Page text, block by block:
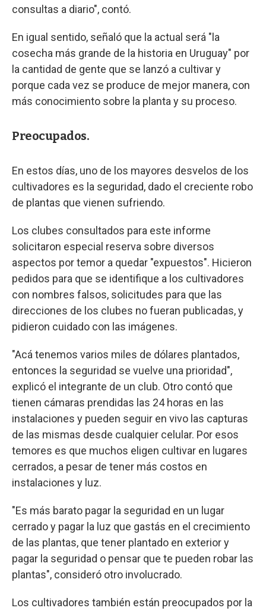
consultas a diario", contó.
En igual sentido, señaló que la actual será "la
cosecha más grande de la historia en Uruguay" por
la cantidad de gente que se lanzó a cultivar y
porque cada vez se produce de mejor manera, con
más conocimiento sobre la planta y su proceso.
Preocupados.
En estos días, uno de los mayores desvelos de los
cultivadores es la seguridad, dado el creciente robo
de plantas que vienen sufriendo.
Los clubes consultados para este informe
solicitaron especial reserva sobre diversos
aspectos por temor a quedar "expuestos". Hicieron
pedidos para que se identifique a los cultivadores
con nombres falsos, solicitudes para que las
direcciones de los clubes no fueran publicadas, y
pidieron cuidado con las imágenes.
"Acá tenemos varios miles de dólares plantados,
entonces la seguridad se vuelve una prioridad",
explicó el integrante de un club. Otro contó que
tienen cámaras prendidas las 24 horas en las
instalaciones y pueden seguir en vivo las capturas
de las mismas desde cualquier celular. Por esos
temores es que muchos eligen cultivar en lugares
cerrados, a pesar de tener más costos en
instalaciones y luz.
"Es más barato pagar la seguridad en un lugar
cerrado y pagar la luz que gastás en el crecimiento
de las plantas, que tener plantado en exterior y
pagar la seguridad o pensar que te pueden robar las
plantas", consideró otro involucrado.
Los cultivadores también están preocupados por la